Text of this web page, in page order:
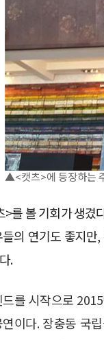
▲<캣츠>에 등장하는
>를 볼 기회가 생겼
의 연기도 좋지
.
를 시작으로
이다. 장충동 국